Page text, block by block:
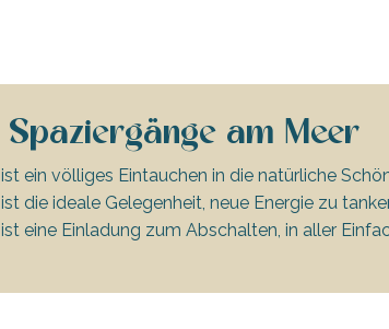
Spaziergänge am Meer
ist ein völliges Eintauchen in die natürliche
ist die ideale Gelegenheit, neue Energie zu
ist eine Einladung zum Abschalten, in aller